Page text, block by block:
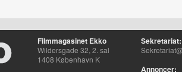
Filmmagasinet Ekko
Wildersgade 32, 2. sal
1408 København K
Sekretariat:
Annoncer: